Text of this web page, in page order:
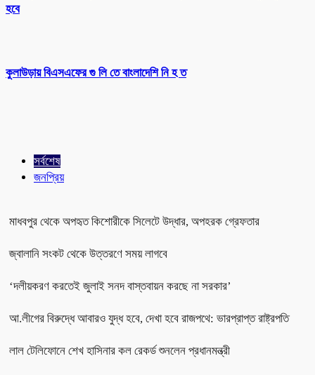
হবে
কুলাউড়ায় বিএসএফের গু লি তে বাংলাদেশি নি হ ত
সর্বশেষ
জনপ্রিয়
মাধবপুর থেকে অপহৃত কিশোরীকে সিলেটে উদ্ধার, অপহরক গ্রেফতার
জ্বালানি সংকট থেকে উত্তরণে সময় লাগবে
‘দলীয়করণ করতেই জুলাই সনদ বাস্তবায়ন করছে না সরকার’
আ.লীগের বিরুদ্ধে আবারও যুদ্ধ হবে, দেখা হবে রাজপথে: ভারপ্রাপ্ত রাষ্ট্রপতি
লাল টেলিফোনে শেখ হাসিনার কল রেকর্ড শুনলেন প্রধানমন্ত্রী